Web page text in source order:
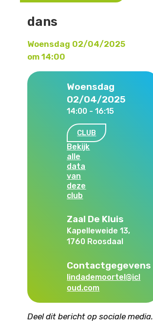
dans
Woensdag 02/04/2025
om 14:00
Woensdag
02/04/2025
14:00 - 16:15
CLUB
Bekijk
alle
data
van
deze
club
Zaal De Kluis
Kapelleweide 13,
1760 Roosdaal
Contactgegevens
lindademoortel@icl
oud.com
Deel dit bericht op sociale media.